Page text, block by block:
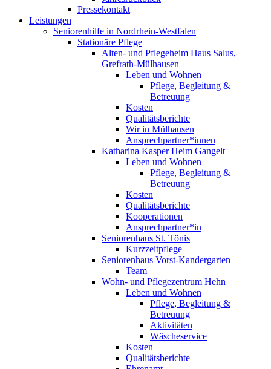
Pressekontakt
Leistungen
Seniorenhilfe in Nordrhein-Westfalen
Stationäre Pflege
Alten- und Pflegeheim Haus Salus,
Grefrath-Mülhausen
Leben und Wohnen
Pflege, Begleitung &
Betreuung
Kosten
Qualitätsberichte
Wir in Mülhausen
Ansprechpartner*innen
Katharina Kasper Heim Gangelt
Leben und Wohnen
Pflege, Begleitung &
Betreuung
Kosten
Qualitätsberichte
Kooperationen
Ansprechpartner*in
Seniorenhaus St. Tönis
Kurzzeitpflege
Seniorenhaus Vorst-Kandergarten
Team
Wohn- und Pflegezentrum Hehn
Leben und Wohnen
Pflege, Begleitung &
Betreuung
Aktivitäten
Wäscheservice
Kosten
Qualitätsberichte